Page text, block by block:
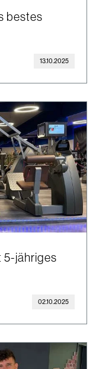
bestes
13.10.2025
5-jähriges
02.10.2025